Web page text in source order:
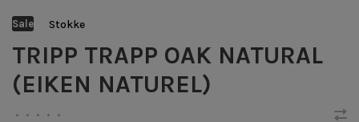
Sale Stokke
TRIPP TRAPP OAK NATURAL
(EIKEN NATUREL)
• • • •
•